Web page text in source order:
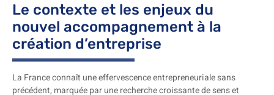
Le contexte et les enjeux du
nouvel accompagnement à la
création d’entreprise
La France connaît une effervescence entrepreneuriale sans
précédent, marquée par une recherche croissante de sens et